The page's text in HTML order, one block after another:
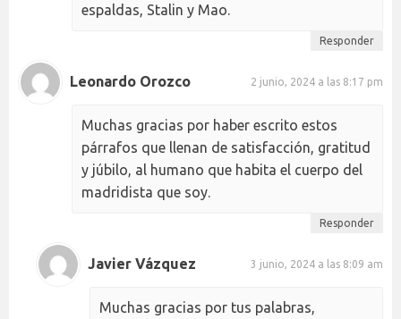
espaldas, Stalin y Mao.
Responder
Leonardo Orozco 2 junio, 2024 a las 8:17 pm
Muchas gracias por haber escrito estos
párrafos que llenan de satisfacción, gratitud
y júbilo, al humano que habita el cuerpo del
madridista que soy.
Responder
Javier Vázquez 3 junio, 2024 a las 8:09 am
Muchas gracias por tus palabras,